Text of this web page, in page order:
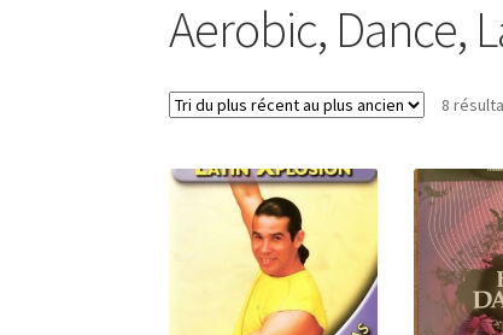
Aerobic, Dance,
8